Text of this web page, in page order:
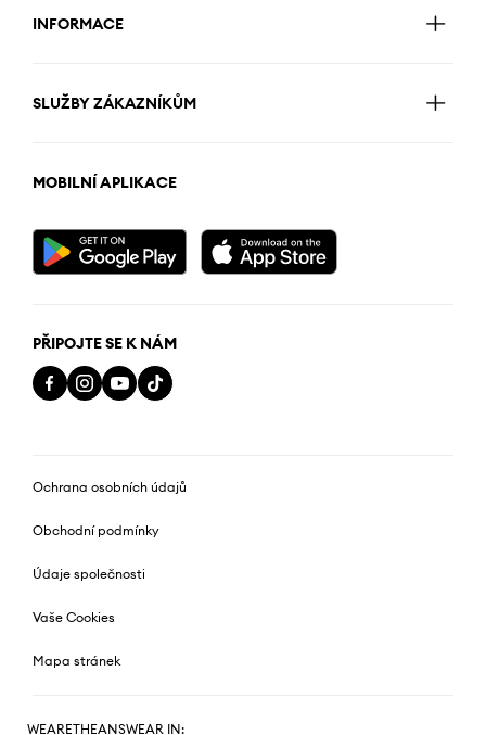
INFORMACE
SLUŽBY ZÁKAZNÍKŮM
MOBILNÍ APLIKACE
PŘIPOJTE SE K NÁM
Ochrana osobních údajů
Obchodní podmínky
Údaje společnosti
Vaše Cookies
Mapa stránek
WEARETHEANSWEAR IN: